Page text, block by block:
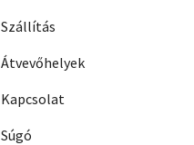
Szállítás
Átvevőhelyek
Kapcsolat
Súgó